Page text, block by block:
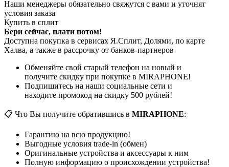
Наши менеджеры обязательно свяжутся с вами и уточнят
условия заказа
Купить в сплит
Бери сейчас, плати потом!
Доступна покупка в сервисах Я.Сплит, Долями, по карте
Халва, а также в рассрочку от банков-партнеров
Обменяйте свой старый телефон на новый и
получите скидку при покупке в MIRAPHONE!
Подпишитесь на наши социальные сети и
находите промокод на скидку 500 рублей!
📋 Что Вы получите обратившись в MIRAPHONE:
Гарантию на всю продукцию!
Выгодные условия trade-in (обмен)
Оригинальные устройства и аксессуары к ним
Полную информацию о происхождении устройства!